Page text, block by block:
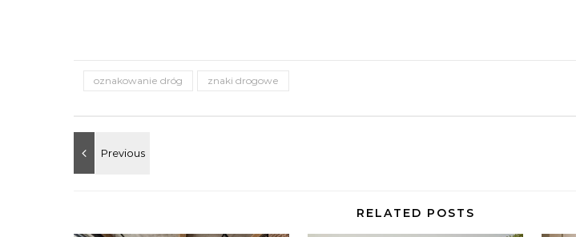
oznakowanie dróg znaki drogowe
RELATED POSTS